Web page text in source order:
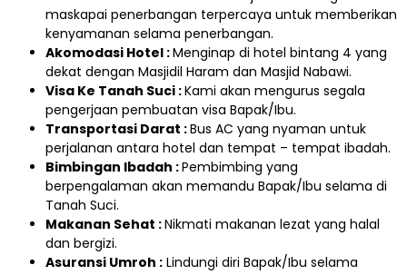
maskapai penerbangan terpercaya untuk memberikan
kenyamanan selama penerbangan.
Akomodasi Hotel :Menginap di hotel bintang 4 yang
dekat dengan Masjidil Haram dan Masjid Nabawi.
Visa Ke Tanah Suci :Kami akan mengurus segala
pengerjaan pembuatan visa Bapak/Ibu.
Transportasi Darat :Bus AC yang nyaman untuk
perjalanan antara hotel dan tempat – tempat ibadah.
Bimbingan Ibadah :Pembimbing yang
berpengalaman akan memandu Bapak/Ibu selama di
Tanah Suci.
Makanan Sehat :Nikmati makanan lezat yang halal
dan bergizi.
Asuransi Umroh : Lindungi diri Bapak/Ibu selama